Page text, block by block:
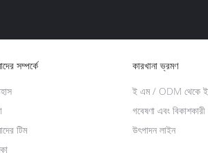
সম্পর্কে
টিম
কারখানা ভ্রমণ
উৎপাদন লাইন
ই এম / ODM থেকে
গবেষণা এবং বিকাশকারী